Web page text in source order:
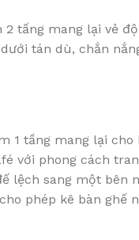
tấng mang lại vẻ
tán dù, chắn
tầng mang lại cho
với phong cách
sang một bên
phép kê bàn ghế